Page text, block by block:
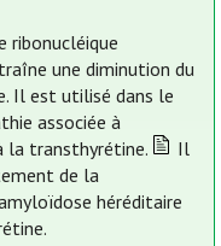
ribonucléique
une diminution du
Il est utilisé dans le
associée à
la transthyrétine.
Il
de la
héréditaire